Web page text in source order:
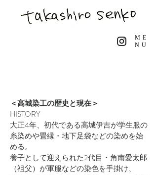
ME
NU
＜高城染工の歴史と現在＞
HISTORY
大正4年、初代である高城伊吉が学生服の
糸染めや畳縁・地下足袋などの染めを始
める。
養子として迎えられた2代目・角南愛太郎
（祖父）が軍服などの染色を手掛け、